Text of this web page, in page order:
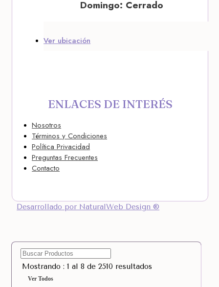
Domingo: Cerrado
Ver ubicación
ENLACES DE INTERÉS
Nosotros
Términos y Condiciones
Política Privacidad
Preguntas Frecuentes
Contacto
Desarrollado por NaturalWeb Design ®
Mostrando : 1 al 8 de 2510 resultados
Ver Todos